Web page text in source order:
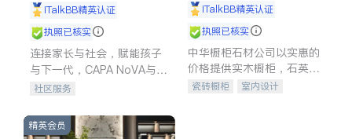
长会iTalkBB精英认证
执照已核实
连接家长与社会，赋能孩子
与下一代，CAPA NoVA与您
携手建设包容、公平、充满
社区服务
iTalkBB精英认证
执照已核实
中华橱柜石材公司以实惠的
价格提供实木橱柜，石英石
台面，多种优质不锈钢水
瓷砖橱柜
室内设计
精英会员